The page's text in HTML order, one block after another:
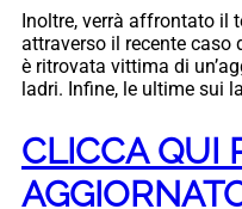
Inoltre, verrà affrontato il
attraverso il recente caso
è ritrovata vittima di
ladri. Infine, le ultime sui
CLICCA QUI